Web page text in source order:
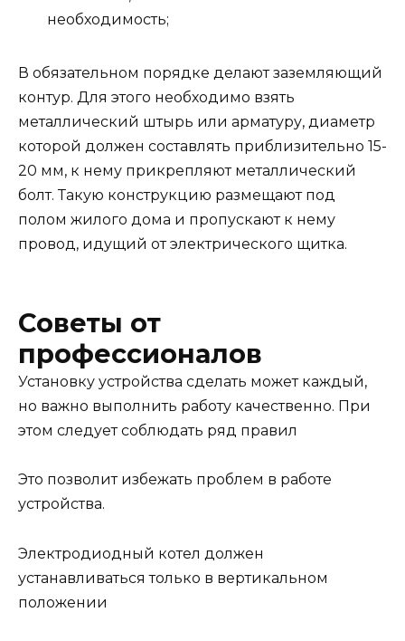
необходимость;
В обязательном порядке делают заземляющий
контур. Для этого необходимо взять
металлический штырь или арматуру, диаметр
которой должен составлять приблизительно 15-
20 мм, к нему прикрепляют металлический
болт. Такую конструкцию размещают под
полом жилого дома и пропускают к нему
провод, идущий от электрического щитка.
Советы от
профессионалов
Установку устройства сделать может каждый,
но важно выполнить работу качественно. При
этом следует соблюдать ряд правил
Это позволит избежать проблем в работе
устройства.
Электродиодный котел должен
устанавливаться только в вертикальном
положении